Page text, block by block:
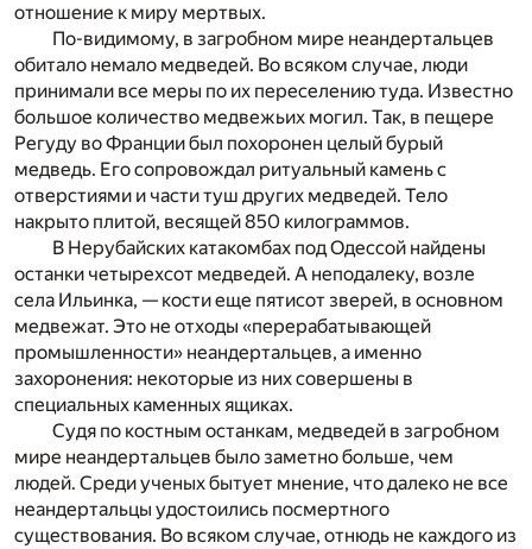
отношение к миру мертвых.
По-видимому, в загробном мире неандертальцев
обитало немало медведей. Во всяком случае, люди
принимали все меры по их переселению туда. Известно
большое количество медвежьих могил. Так, в пещере
Регуду во Франции был похоронен целый бурый
медведь. Его сопровождал ритуальный камень с
отверстиями и части туш других медведей. Тело
накрыто плитой, весящей 850 килограммов.
В Нерубайских катакомбах под Одессой найдены
останки четырехсот медведей. А неподалеку, возле
села Ильинка, — кости еще пятисот зверей, в основном
медвежат. Это не отходы «перерабатывающей
промышленности» неандертальцев, а именно
захоронения: некоторые из них совершены в
специальных каменных ящиках.
Судя по костным останкам, медведей в загробном
мире неандертальцев было заметно больше, чем
людей. Среди ученых бытует мнение, что далеко не все
неандертальцы удостоились посмертного
существования. Во всяком случае, отнюдь не каждого из